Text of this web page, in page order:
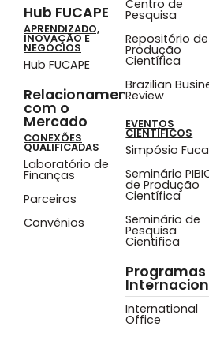
Hub FUCAPE
APRENDIZADO,
INOVAÇÃO E
NEGÓCIOS
Hub FUCAPE
Relacionamento
com o
Mercado
CONEXÕES
QUALIFICADAS
Laboratório de
Finanças
Parceiros
Convênios
Centro de
Pesquisa
Repositório de
Produção
Científica
Brazilian
Review
EVENTOS
CIENTÍFICOS
Simpósio
Seminário
de Produção
Científica
Seminário de
Pesquisa
Cientifica
Programas
International
Office